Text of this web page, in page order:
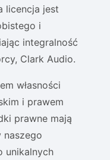
licencja jest
i
integralność
Clark Audio.
własności
i prawem
prawne mają
naszego
unikalnych